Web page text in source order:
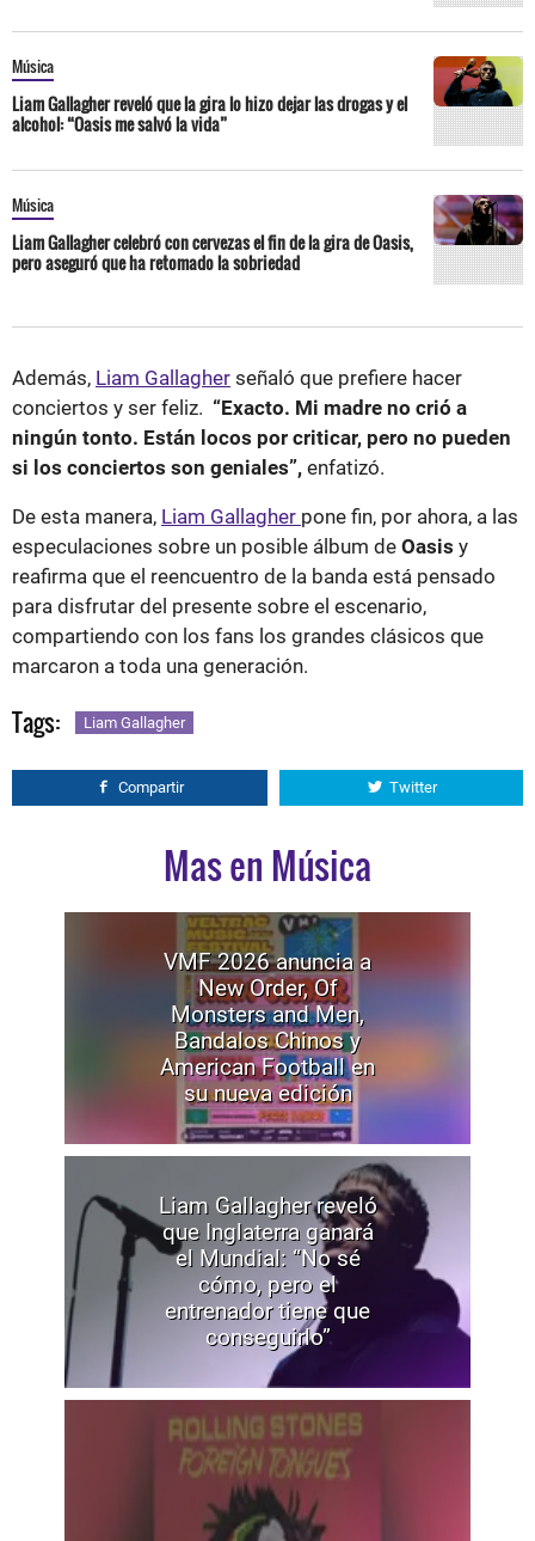
Música
Liam Gallagher reveló que la gira lo hizo dejar las drogas y el
alcohol: “Oasis me salvó la vida”
Música
Liam Gallagher celebró con cervezas el fin de la gira de Oasis,
pero aseguró que ha retomado la sobriedad
Además, Liam Gallagher señaló que prefiere hacer
conciertos y ser feliz. “Exacto. Mi madre no crió a
ningún tonto. Están locos por criticar, pero no pueden
si los conciertos son geniales”, enfatizó.
De esta manera, Liam Gallagher pone fin, por ahora, a las
especulaciones sobre un posible álbum de Oasis y
reafirma que el reencuentro de la banda está pensado
para disfrutar del presente sobre el escenario,
compartiendo con los fans los grandes clásicos que
marcaron a toda una generación.
Tags: Liam Gallagher
Compartir Twitter
Mas en Música
VMF 2026 anuncia a
New Order, Of
Monsters and Men,
Bandalos Chinos y
American Football en
su nueva edición
Liam Gallagher reveló
que Inglaterra ganará
el Mundial: “No sé
cómo, pero el
entrenador tiene que
conseguirlo”